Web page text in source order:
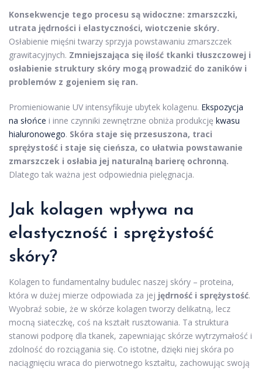
Konsekwencje tego procesu są widoczne: zmarszczki,
utrata jędrności i elastyczności, wiotczenie skóry.
Osłabienie mięśni twarzy sprzyja powstawaniu zmarszczek
grawitacyjnych. Zmniejszająca się ilość tkanki tłuszczowej i
osłabienie struktury skóry mogą prowadzić do zaników i
problemów z gojeniem się ran.
Promieniowanie UV intensyfikuje ubytek kolagenu. Ekspozycja
na słońce i inne czynniki zewnętrzne obniża produkcję kwasu
hialuronowego. Skóra staje się przesuszona, traci
sprężystość i staje się cieńsza, co ułatwia powstawanie
zmarszczek i osłabia jej naturalną barierę ochronną.
Dlatego tak ważna jest odpowiednia pielęgnacja.
Jak kolagen wpływa na
elastyczność i sprężystość
skóry?
Kolagen to fundamentalny budulec naszej skóry – proteina,
która w dużej mierze odpowiada za jej jędrność i sprężystość.
Wyobraź sobie, że w skórze kolagen tworzy delikatną, lecz
mocną siateczkę, coś na kształt rusztowania. Ta struktura
stanowi podporę dla tkanek, zapewniając skórze wytrzymałość i
zdolność do rozciągania się. Co istotne, dzięki niej skóra po
naciągnięciu wraca do pierwotnego kształtu, zachowując swoją